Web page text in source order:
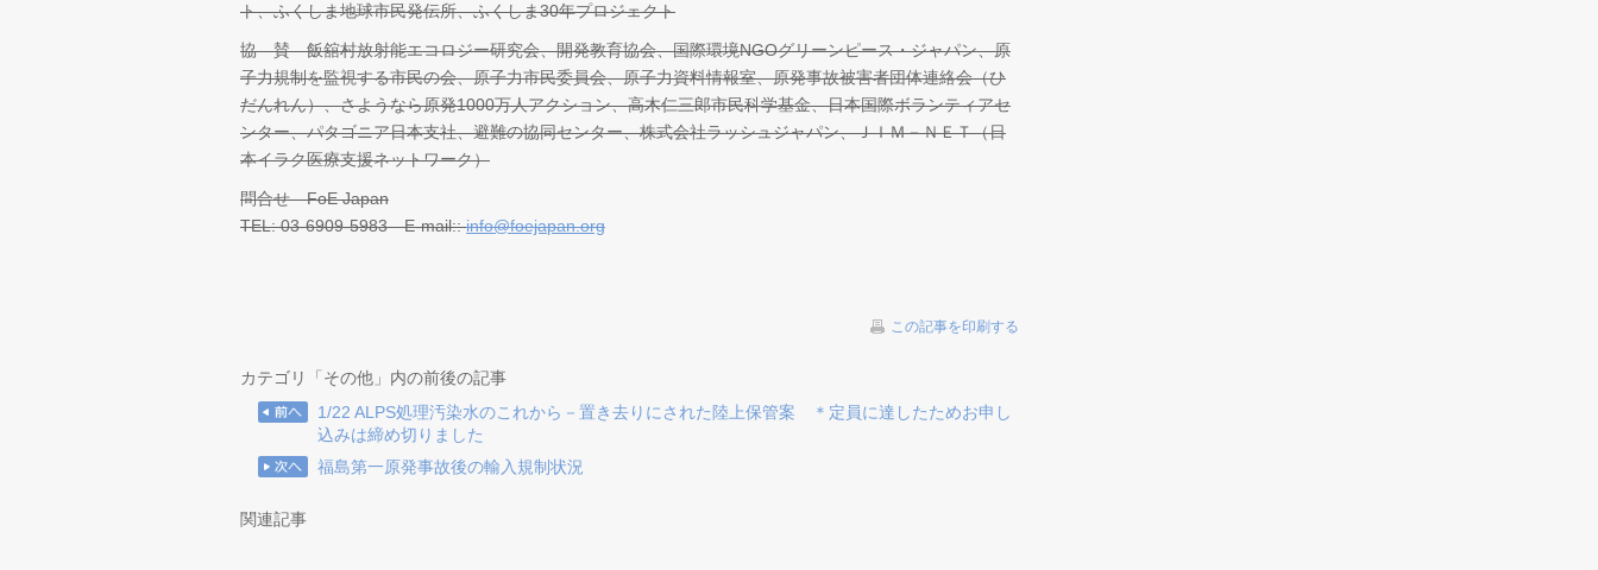
ト、ふくしま地球市民発伝所、ふくしま30年プロジェクト
協 賛 飯舘村放射能エコロジー研究会、開発教育協会、国際環境NGOグリーンピース・ジャパン、原
子力規制を監視する市民の会、原子力市民委員会、原子力資料情報室、原発事故被害者団体連絡会（ひ
だんれん）、さようなら原発1000万人アクション、高木仁三郎市民科学基金、日本国際ボランティアセ
ンター、パタゴニア日本支社、避難の協同センター、株式会社ラッシュジャパン、ＪＩＭ－ＮＥＴ（日
本イラク医療支援ネットワーク）
問合せ FoE Japan
TEL: 03-6909-5983 E-mail::info@foejapan.org
この記事を印刷する
カテゴリ「その他」内の前後の記事
1/22 ALPS処理汚染水のこれから－置き去りにされた陸上保管案 ＊定員に達したためお申し
込みは締め切りました
福島第一原発事故後の輸入規制状況
関連記事